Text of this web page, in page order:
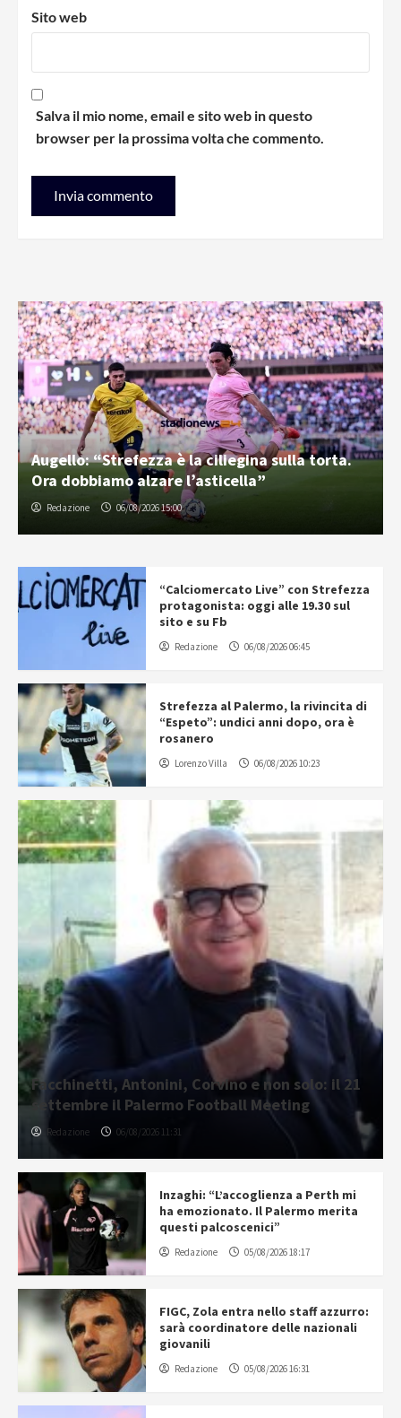
Sito web
Salva il mio nome, email e sito web in questo
browser per la prossima volta che commento.
Augello: “Strefezza è la ciliegina sulla torta.
Ora dobbiamo alzare l’asticella”
Redazione 06/08/2026 15:00
“Calciomercato Live” con Strefezza
protagonista: oggi alle 19.30 sul
sito e su Fb
Redazione 06/08/2026 06:45
Strefezza al Palermo, la rivincita di
“Espeto”: undici anni dopo, ora è
rosanero
Lorenzo Villa 06/08/2026 10:23
Facchinetti, Antonini, Corvino e non solo: il 21
settembre il Palermo Football Meeting
Redazione 06/08/2026 11:31
Inzaghi: “L’accoglienza a Perth mi
ha emozionato. Il Palermo merita
questi palcoscenici”
Redazione 05/08/2026 18:17
FIGC, Zola entra nello staff azzurro:
sarà coordinatore delle nazionali
giovanili
Redazione 05/08/2026 16:31